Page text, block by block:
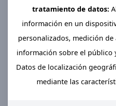
2023 - 1 ESTADO DE
2023 - 2 ESTADO DE
tratamiento de datos:
información en un
personalizados, medición
información sobre el público
Datos de localización
mediante las